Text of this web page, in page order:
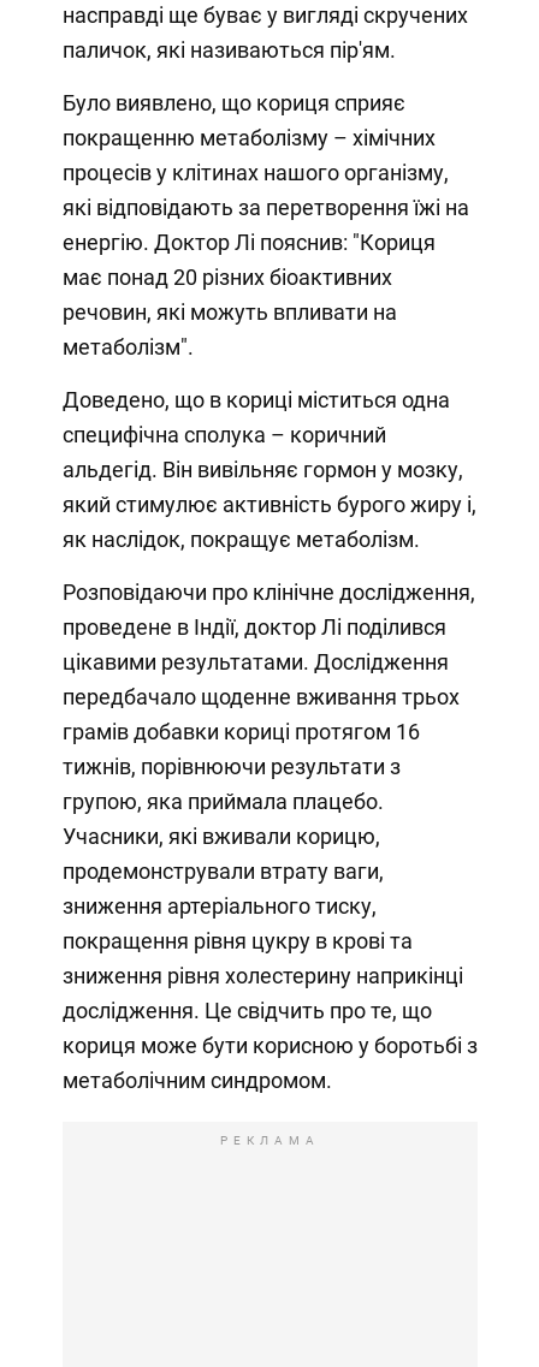
насправді ще буває у вигляді скручених
паличок, які називаються пір'ям.
Було виявлено, що кориця сприяє
покращенню метаболізму – хімічних
процесів у клітинах нашого організму,
які відповідають за перетворення їжі на
енергію. Доктор Лі пояснив: "Кориця
має понад 20 різних біоактивних
речовин, які можуть впливати на
метаболізм".
Доведено, що в кориці міститься одна
специфічна сполука – коричний
альдегід. Він вивільняє гормон у мозку,
який стимулює активність бурого жиру і,
як наслідок, покращує метаболізм.
Розповідаючи про клінічне дослідження,
проведене в Індії, доктор Лі поділився
цікавими результатами. Дослідження
передбачало щоденне вживання трьох
грамів добавки кориці протягом 16
тижнів, порівнюючи результати з
групою, яка приймала плацебо.
Учасники, які вживали корицю,
продемонстрували втрату ваги,
зниження артеріального тиску,
покращення рівня цукру в крові та
зниження рівня холестерину наприкінці
дослідження. Це свідчить про те, що
кориця може бути корисною у боротьбі з
метаболічним синдромом.
РЕКЛАМА